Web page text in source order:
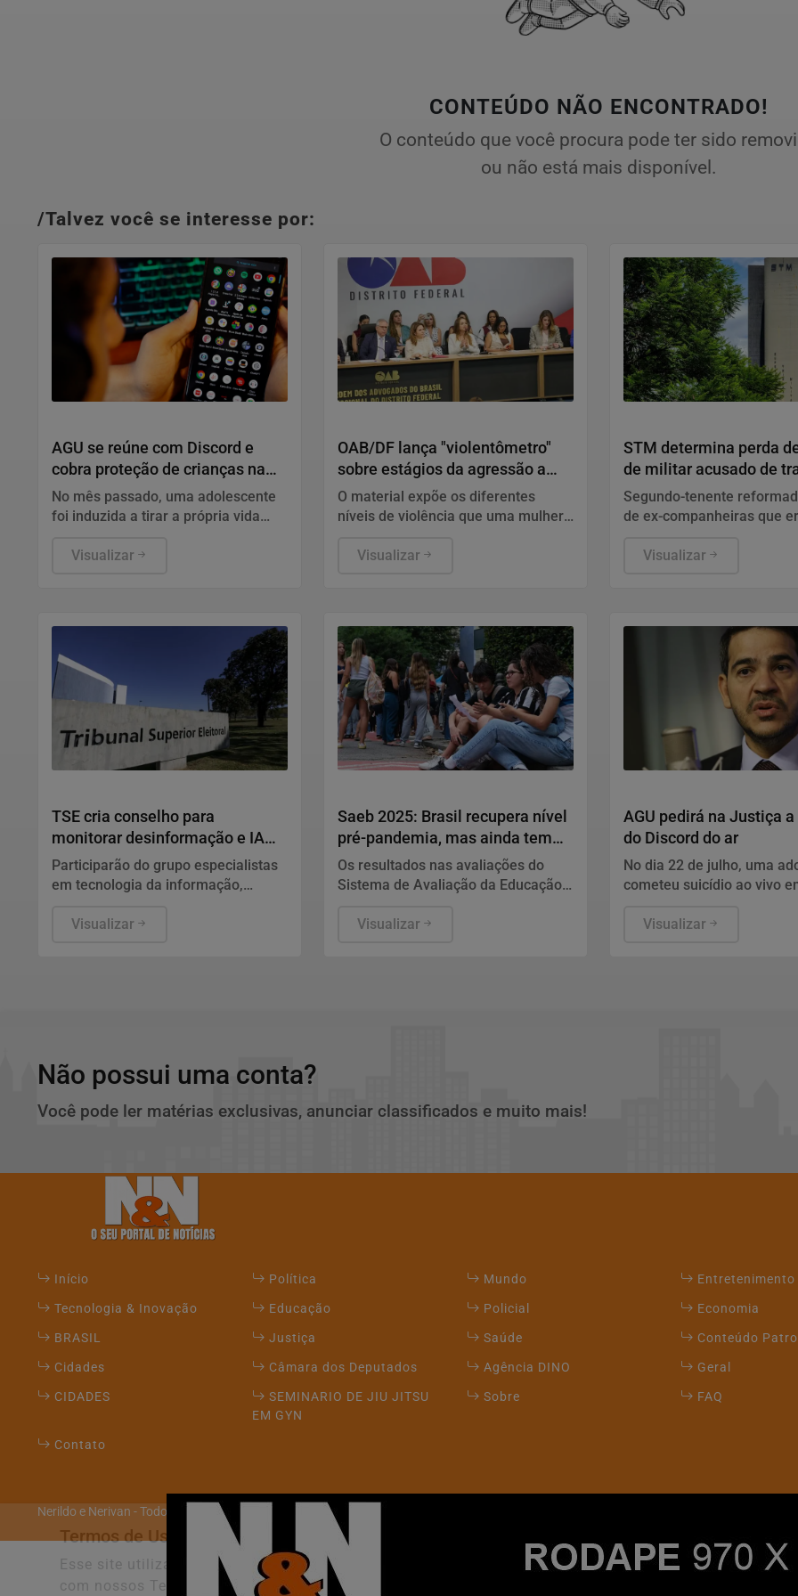
CONTEÚDO NÃO ENCONTRADO!
O conteúdo que você procura pode ter sido
ou não está mais disponível.
/Talvez você se interesse por:
AGU se reúne com Discord e
cobra proteção de crianças na
plataforma
No mês passado, uma adolescente
foi induzida a tirar a própria vida
plataforma
Visualizar
OAB/DF lança "violentômetro"
sobre estágios da agressão a
mulheres
O material expõe os diferentes
níveis de violência que uma mulher
estágios: "Fique Atenta", "Proteja-se"
Visualizar
STM determina perda
de militar acusado de
HIV
Segundo-tenente
de ex-companheiras que
conduta diz respeito à
Visualizar
TSE cria conselho para
monitorar desinformação e IA
nas eleições
Participarão do grupo especialistas
em tecnologia da informação,
internacionais e saúde pública. Os
Visualizar
Saeb 2025: Brasil recupera nível
pré-pandemia, mas ainda tem
gargalos
Os resultados nas avaliações do
Sistema de Avaliação da Educação
nesta quarta-feira (5) pelo
Visualizar
AGU pedirá na Justiça
do Discord do ar
No dia 22 de julho, uma
cometeu suicídio ao vivo
Visualizar
Não possui uma conta?
Você pode ler matérias exclusivas, anunciar classificados e muito mais!
Início Política Mundo
Entretenimento
Tecnologia & Inovação
Educação Policial
Economia
BRASIL
Justiça Saúde
Conteúdo
Cidades
Câmara dos Deputados Agência DINO
Geral
CIDADES
SEMINARIO DE JIU JITSU
EM GYN
Sobre FAQ
Contato
Nerildo e Nerivan - Todos os direitos reservados
Termos de Uso e Privacidade
Esse site utiliza cookies para melhorar sua experiência de navegação. Ao continuar o acesso,
com nossos Termos de Uso e Privacidade.